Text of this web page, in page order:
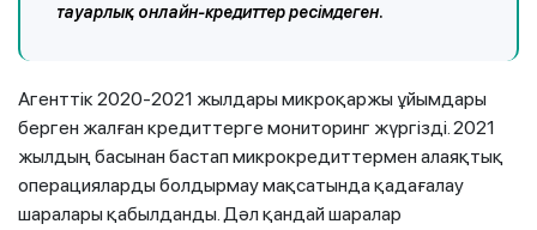
тауарлық онлайн-кредиттер ресімдеген.
Агенттік 2020-2021 жылдары микроқаржы ұйымдары
берген жалған кредиттерге мониторинг жүргізді. 2021
жылдың басынан бастап микрокредиттермен алаяқтық
операцияларды болдырмау мақсатында қадағалау
шаралары қабылданды. Дәл қандай шаралар